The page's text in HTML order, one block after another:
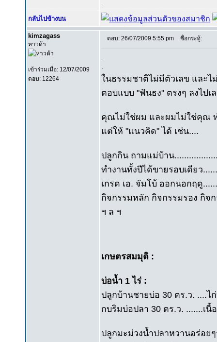
กลับไปข้างบน
kimzagass
หาวด้า
เข้าร่วมเมื่อ: 12/07/2009
ตอบ: 12264
ตอบ: 26/07/2009 5:55 pm ชื่อกระทู้:
ในธรรมชาติไม่มีตัวเลข และไ
ตอบแบบ "ฟันธง" ตรงๆ ลงไปเ
คุณไม่ใช่ผม และผมไม่ใช่คุณ
แต่ให้ "แนวคิด" ได้ เช่น....
ปลูกกิน ถามแม่บ้าน
ทำงานทั้งปีได้ขายรอบเดียว
เกรด เอ. จัมโบ้ ออกนอกฤดู
กิจกรรมหลัก กิจกรรมรอง กิจ
ฯ ล ฯ
เกษตรสมมุติ :
บ่อน้ำ 1 ไร่ :
ปลูกบ้านชายบ่อ 30 ตร.ว. ....ไ
กบริมบ่อปลา 30 ตร.ว. .......เนื้
ปลูกมะม่วงน้ำปลาหวานอร่อย